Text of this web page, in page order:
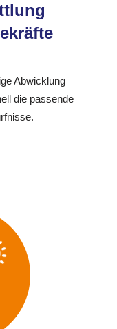
Abwicklung
die passende